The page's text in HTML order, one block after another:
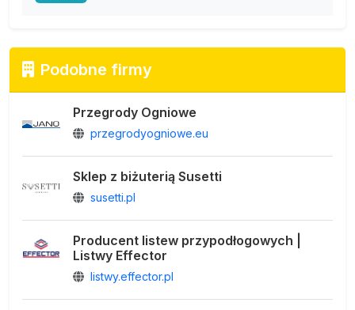
Podobne firmy
Przegrody Ogniowe
przegrodyogniowe.eu
Sklep z biżuterią Susetti
susetti.pl
Producent listew przypodłogowych |
Listwy Effector
listwy.effector.pl